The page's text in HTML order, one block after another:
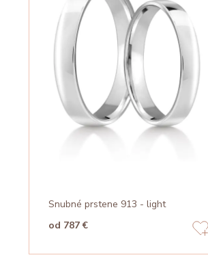
Snubné prstene 913 - light
od 787 €